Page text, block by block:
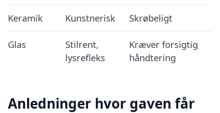
Keramik Kunstnerisk Skrøbeligt
Glas
Stilrent,
lysrefleks
Kræver forsigtig
håndtering
Anledninger hvor gaven får